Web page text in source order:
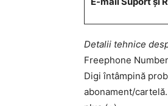
Detalii tehnice
Freephone
Digi întâmpină
abonament/